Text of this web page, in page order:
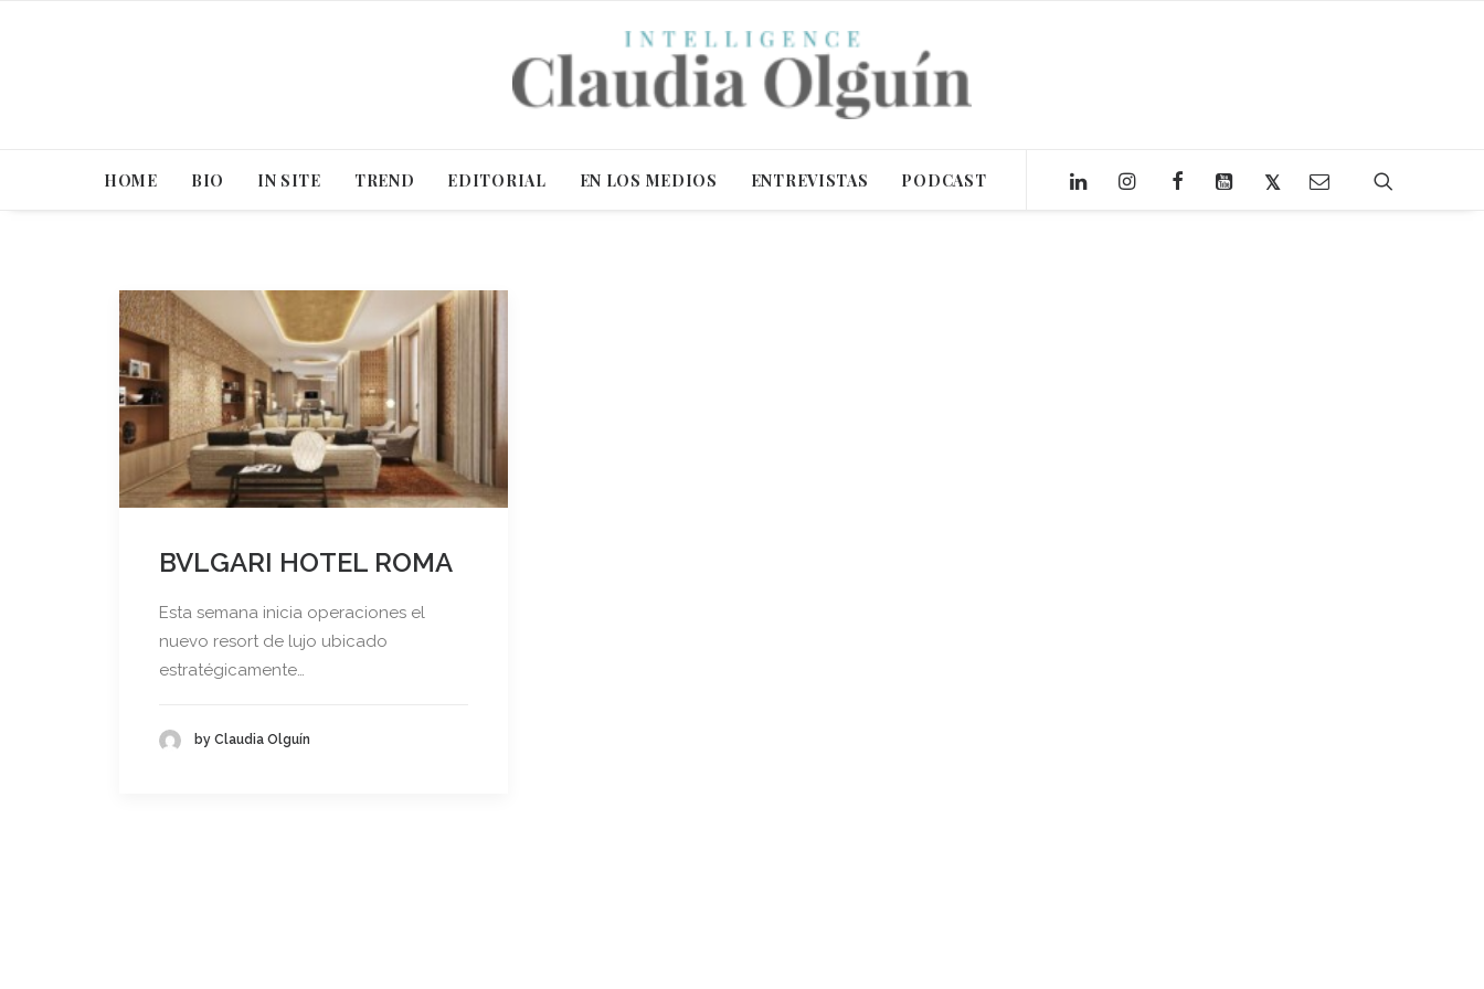
HOME BIO IN SITE TREND EDITORIAL EN LOS MEDIOS ENTREVISTAS PODCAST
BVLGARI HOTEL ROMA
Esta semana inicia operaciones el
nuevo resort de lujo ubicado
estratégicamente…
by Claudia Olguín